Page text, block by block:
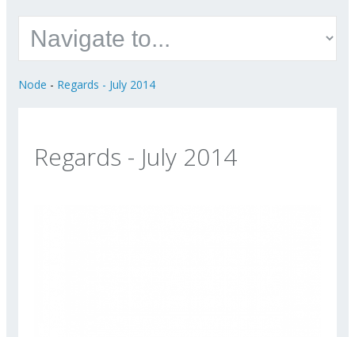
Node - Regards - July 2014
Regards - July 2014